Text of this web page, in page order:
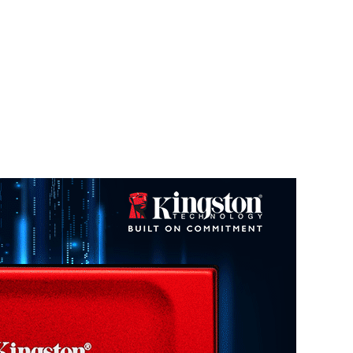
渠道报价
D4/32G-D4 3200
一年 半年 三个月 一个月
数据来源：闪德资讯